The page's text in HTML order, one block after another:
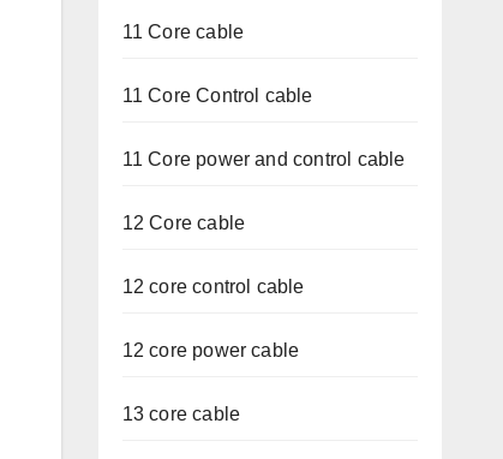
11 Core cable
11 Core Control cable
11 Core power and control cable
12 Core cable
12 core control cable
12 core power cable
13 core cable